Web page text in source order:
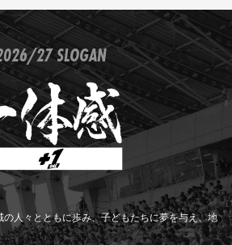
27 SLOGAN
人々とともに歩み、子どもたちに夢を与え、地